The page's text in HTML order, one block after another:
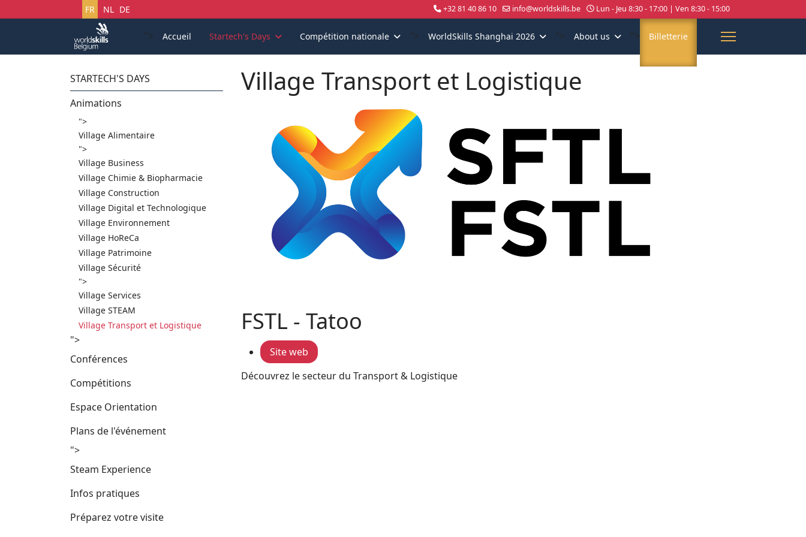
Sélectionnez votre langue
FR NL DE +32 81 40 86 10 info@worldskills.be Lun - Jeu 8:30 - 17:00 | Ven 8:30 - 15:00
"> Accueil Startech's Days Compétition nationale "> WorldSkills Shanghai 2026 "> About us "> Billetterie
STARTECH'S DAYS
Animations
">
Village Alimentaire
">
Village Business
Village Chimie & Biopharmacie
Village Construction
Village Digital et Technologique
Village Environnement
Village HoReCa
Village Patrimoine
Village Sécurité
">
Village Services
Village STEAM
Village Transport et Logistique
">
Conférences
Compétitions
Espace Orientation
Plans de l'événement
">
Steam Experience
Infos pratiques
Préparez votre visite
Village Transport et Logistique
FSTL - Tatoo
Site web
Découvrez le secteur du Transport & Logistique